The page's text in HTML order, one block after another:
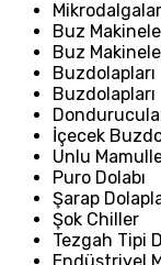
Mikrodalgalar
Buz
Buz
Buzdolapları
Buzdolapları
İçecek
Unlu
Puro Dolabı
Şarap
Şok Chiller
Tezgah Tipi
Endüstriyel